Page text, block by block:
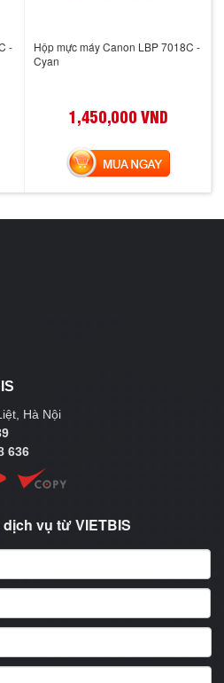
-
Hộp mực máy Canon LBP 7018C -
Cyan
1,450,000 VND
MUA NGAY
Hà Nội
636
vụ từ VIETBIS